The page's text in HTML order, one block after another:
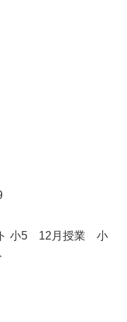
小5 12月授業 小